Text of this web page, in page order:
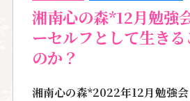
湘南心の森*12月勉強
ーセルフとして生き
のか？
湘南心の森*2022年12月勉強会